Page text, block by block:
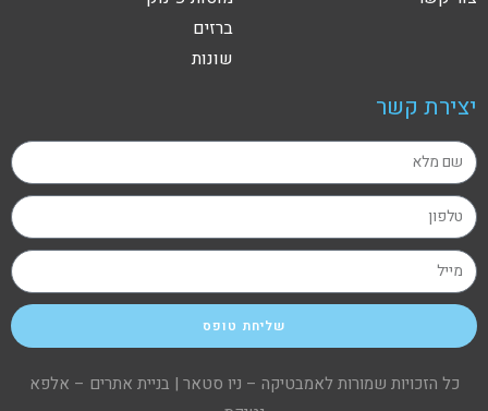
ברזים
שונות
יצירת קשר
שליחת טופס
כל הזכויות שמורות לאמבטיקה – ניו סטאר | בניית אתרים – אלפא